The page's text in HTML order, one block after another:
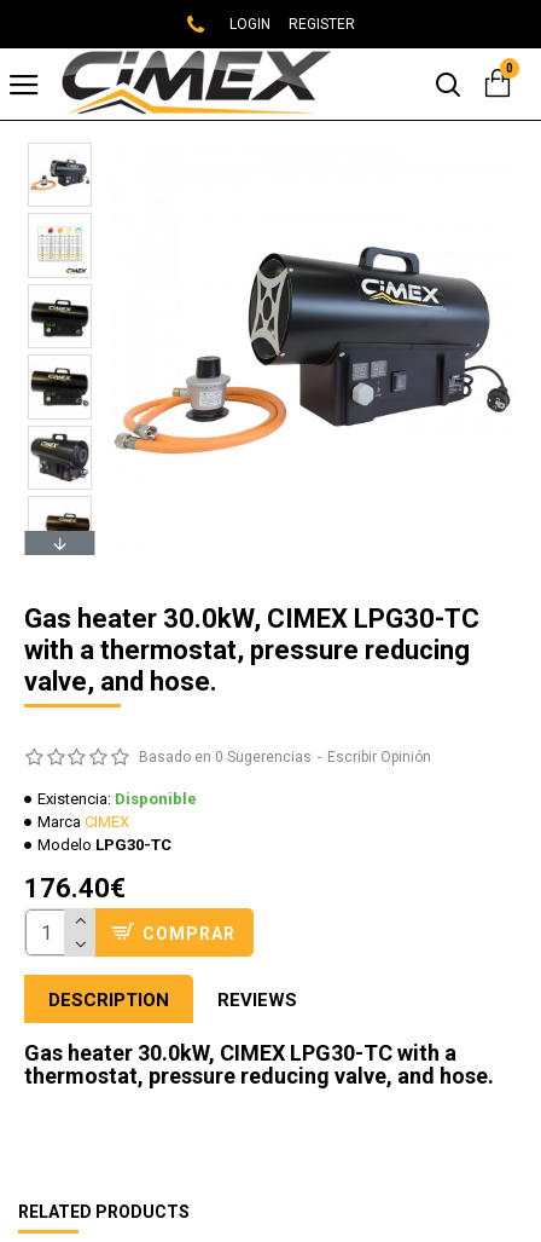
LOGIN REGISTER
0
Gas heater 30.0kW, CIMEX LPG30-TC
with a thermostat, pressure reducing
valve, and hose.
Basado en 0 Sugerencias - Escribir Opinión
176.40€
Existencia: Disponible
Marca CIMEX
Modelo LPG30-TC
COMPRAR
DESCRIPTION REVIEWS
Gas heater 30.0kW, CIMEX LPG30-TC with a
thermostat, pressure reducing valve, and hose.
RELATED PRODUCTS